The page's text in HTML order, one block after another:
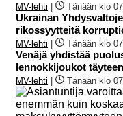
MV-lehti Tänään klo
Ukrainan
rikossyytteitä
MV-lehti Tänään klo
Venäjä yhdistää
lennokkijoukot
MV-lehti Tänään klo